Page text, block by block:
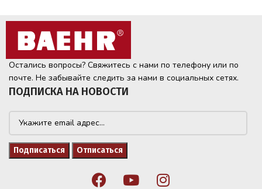
Остались вопросы? Свяжитесь с нами по телефону или по
почте. Не забывайте следить за нами в социальных сетях.
ПОДПИСКА НА НОВОСТИ